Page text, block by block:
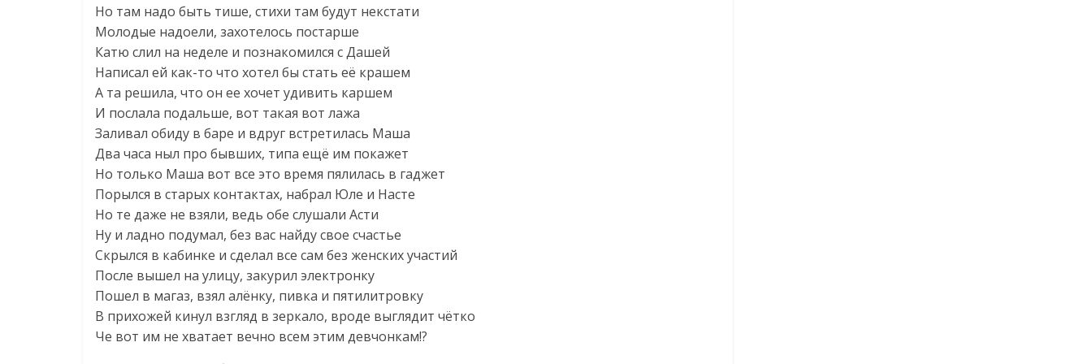
Но там надо быть тише, стихи там будут некстати
Молодые надоели, захотелось постарше
Катю слил на неделе и познакомился с Дашей
Написал ей как-то что хотел бы стать её крашем
А та решила, что он ее хочет удивить каршем
И послала подальше, вот такая вот лажа
Заливал обиду в баре и вдруг встретилась Маша
Два часа ныл про бывших, типа ещё им покажет
Но только Маша вот все это время пялилась в гаджет
Порылся в старых контактах, набрал Юле и Насте
Но те даже не взяли, ведь обе слушали Асти
Ну и ладно подумал, без вас найду свое счастье
Скрылся в кабинке и сделал все сам без женских участий
После вышел на улицу, закурил электронку
Пошел в магаз, взял алёнку, пивка и пятилитровку
В прихожей кинул взгляд в зеркало, вроде выглядит чётко
Че вот им не хватает вечно всем этим девчонкам!?